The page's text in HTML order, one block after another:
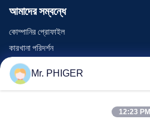
আমাদের সম্বন্ধে
কোম্পানির প্রোফাইল
কারখানা পরিদর্শন
গুণমান নিয়ন্ত্রণ
সাইট ম্যাপ
Mr. PHIGER
12:23 PM